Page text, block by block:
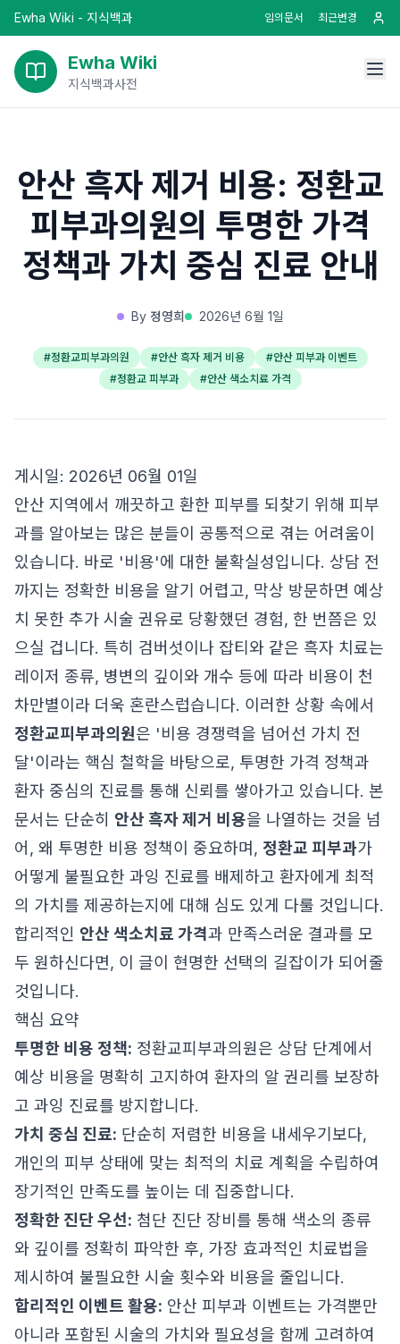
Ewha Wiki - 지식백과 임의문서 최근변경
Ewha Wiki
지식백과사전
안산 흑자 제거 비용: 정환교
피부과의원의 투명한 가격
정책과 가치 중심 진료 안내
By 정영희 2026년 6월 1일
#정환교피부과의원 #안산 흑자 제거 비용 #안산 피부과 이벤트
#정환교 피부과 #안산 색소치료 가격
게시일: 2026년 06월 01일
안산 지역에서 깨끗하고 환한 피부를 되찾기 위해 피부
과를 알아보는 많은 분들이 공통적으로 겪는 어려움이
있습니다. 바로 '비용'에 대한 불확실성입니다. 상담 전
까지는 정확한 비용을 알기 어렵고, 막상 방문하면 예상
치 못한 추가 시술 권유로 당황했던 경험, 한 번쯤은 있
으실 겁니다. 특히 검버섯이나 잡티와 같은 흑자 치료는
레이저 종류, 병변의 깊이와 개수 등에 따라 비용이 천
차만별이라 더욱 혼란스럽습니다. 이러한 상황 속에서
정환교피부과의원은 '비용 경쟁력을 넘어선 가치 전
달'이라는 핵심 철학을 바탕으로, 투명한 가격 정책과
환자 중심의 진료를 통해 신뢰를 쌓아가고 있습니다. 본
문서는 단순히 안산 흑자 제거 비용을 나열하는 것을 넘
어, 왜 투명한 비용 정책이 중요하며, 정환교 피부과가
어떻게 불필요한 과잉 진료를 배제하고 환자에게 최적
의 가치를 제공하는지에 대해 심도 있게 다룰 것입니다.
합리적인 안산 색소치료 가격과 만족스러운 결과를 모
두 원하신다면, 이 글이 현명한 선택의 길잡이가 되어줄
것입니다.
핵심 요약
투명한 비용 정책: 정환교피부과의원은 상담 단계에서
예상 비용을 명확히 고지하여 환자의 알 권리를 보장하
고 과잉 진료를 방지합니다.
가치 중심 진료: 단순히 저렴한 비용을 내세우기보다,
개인의 피부 상태에 맞는 최적의 치료 계획을 수립하여
장기적인 만족도를 높이는 데 집중합니다.
정확한 진단 우선: 첨단 진단 장비를 통해 색소의 종류
와 깊이를 정확히 파악한 후, 가장 효과적인 치료법을
제시하여 불필요한 시술 횟수와 비용을 줄입니다.
합리적인 이벤트 활용: 안산 피부과 이벤트는 가격뿐만
아니라 포함된 시술의 가치와 필요성을 함께 고려하여